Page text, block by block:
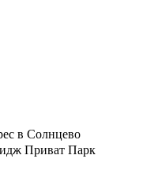
в Солнцево
Приват Парк